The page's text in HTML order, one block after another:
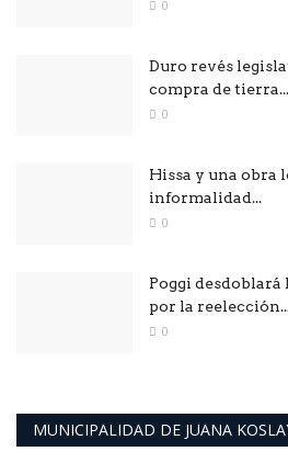
0
Duro revés
compra de tierra...
0
Hissa y una obra
informalidad...
0
Poggi desdoblará
por la
0
MUNICIPALIDAD DE JUANA